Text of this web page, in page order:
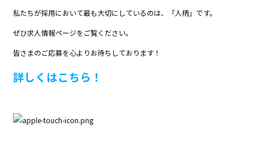
私たちが採用において最も大切にしているのは、「人柄」です。
ぜひ求人情報ページをご覧ください。
皆さまのご応募を心よりお待ちしております！
詳しくはこちら！